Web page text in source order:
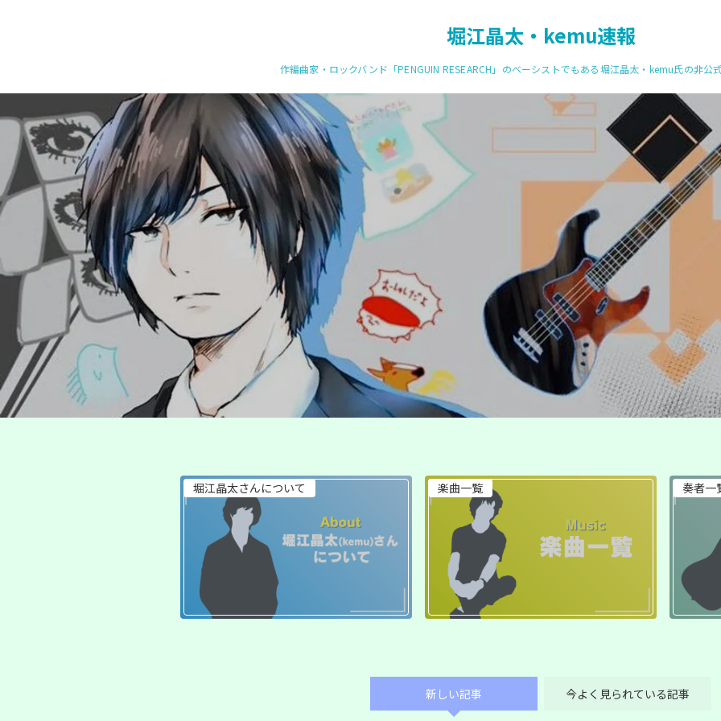
堀江晶太・kemu速報
作編曲家・ロックバンド「PENGUIN RESEARCH」のベーシストでもある堀江晶太・kemu氏の非公
堀江晶太さんについて 楽曲一覧 奏者一
新しい記事 今よく見られている記事